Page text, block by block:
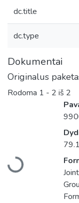
dc.title
dc.type
Dokumentai
Originalus
Rodoma 1 - 2 iš 2
Įkeliama...